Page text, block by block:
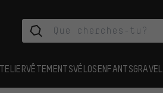
VÊTEMENTSVÉLOSENFANTSGRAVEL